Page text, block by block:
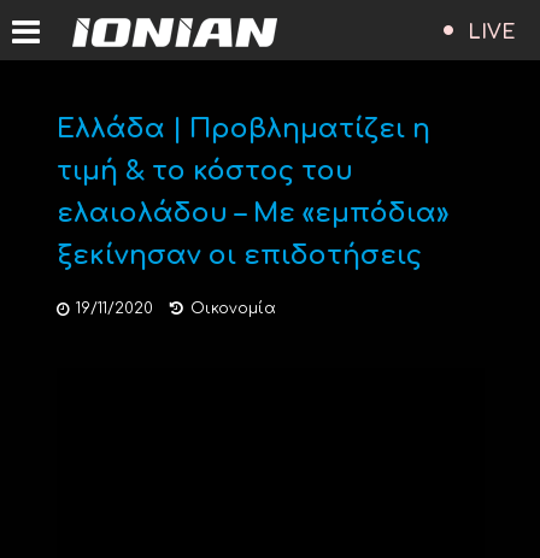
LIVE
Ελλάδα | Προβληματίζει η
τιμή & το κόστος του
ελαιολάδου – Με «εμπόδια»
ξεκίνησαν οι επιδοτήσεις
19/11/2020 Οικονομία